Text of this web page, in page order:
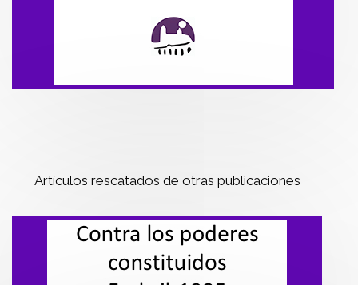
Artículos rescatados de otras publicaciones